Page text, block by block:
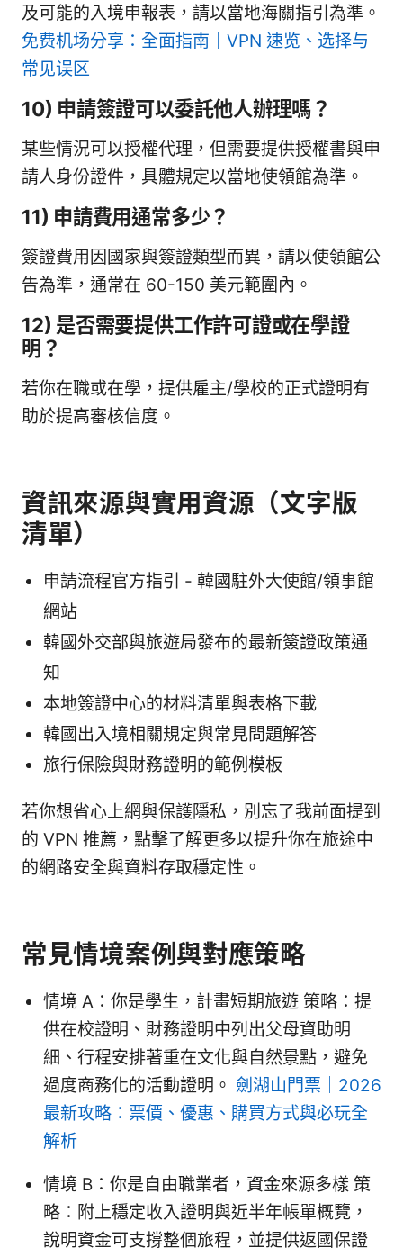
及可能的入境申報表，請以當地海關指引為準。
免费机场分享：全面指南｜VPN 速览、选择与
常见误区
10) 申請簽證可以委託他人辦理嗎？
某些情況可以授權代理，但需要提供授權書與申
請人身份證件，具體規定以當地使領館為準。
11) 申請費用通常多少？
簽證費用因國家與簽證類型而異，請以使領館公
告為準，通常在 60-150 美元範圍內。
12) 是否需要提供工作許可證或在學證
明？
若你在職或在學，提供雇主/學校的正式證明有
助於提高審核信度。
資訊來源與實用資源（文字版
清單）
申請流程官方指引 - 韓國駐外大使館/領事館
網站
韓國外交部與旅遊局發布的最新簽證政策通
知
本地簽證中心的材料清單與表格下載
韓國出入境相關規定與常見問題解答
旅行保險與財務證明的範例模板
若你想省心上網與保護隱私，別忘了我前面提到
的 VPN 推薦，點擊了解更多以提升你在旅途中
的網路安全與資料存取穩定性。
常見情境案例與對應策略
情境 A：你是學生，計畫短期旅遊 策略：提
供在校證明、財務證明中列出父母資助明
細、行程安排著重在文化與自然景點，避免
過度商務化的活動證明。 劍湖山門票｜2026
最新攻略：票價、優惠、購買方式與必玩全
解析
情境 B：你是自由職業者，資金來源多樣 策
略：附上穩定收入證明與近半年帳單概覽，
說明資金可支撐整個旅程，並提供返國保證